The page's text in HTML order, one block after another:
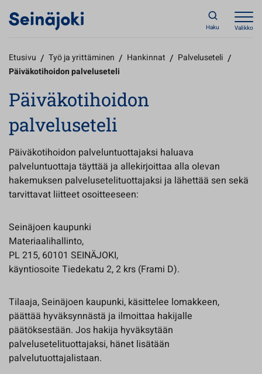
Haku Valikko
Etusivu / Työ ja yrittäminen / Hankinnat / Palveluseteli /
Päiväkotihoidon palveluseteli
Päiväkotihoidon
palveluseteli
Päiväkotihoidon palveluntuottajaksi haluava
palveluntuottaja täyttää ja allekirjoittaa alla olevan
hakemuksen palvelusetelituottajaksi ja lähettää sen sekä
tarvittavat liitteet osoitteeseen:
Seinäjoen kaupunki
Materiaalihallinto,
PL 215, 60101 SEINÄJOKI,
käyntiosoite Tiedekatu 2, 2 krs (Frami D).
Tilaaja, Seinäjoen kaupunki, käsittelee lomakkeen,
päättää hyväksynnästä ja ilmoittaa hakijalle
päätöksestään. Jos hakija hyväksytään
palvelusetelituottajaksi, hänet lisätään
palvelutuottajalistaan.